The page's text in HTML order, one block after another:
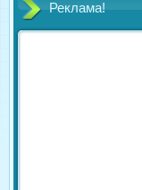
Реклама!